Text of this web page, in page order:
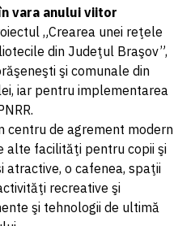
vara anului viitor
„Crearea unei reţele
din Judeţul Braşov”,
şi comunale din
iar pentru implementarea
centru de agrement modern
alte facilităţi pentru copii şi
atractive, o cafenea, spaţii
recreative şi
şi tehnologii de ultimă